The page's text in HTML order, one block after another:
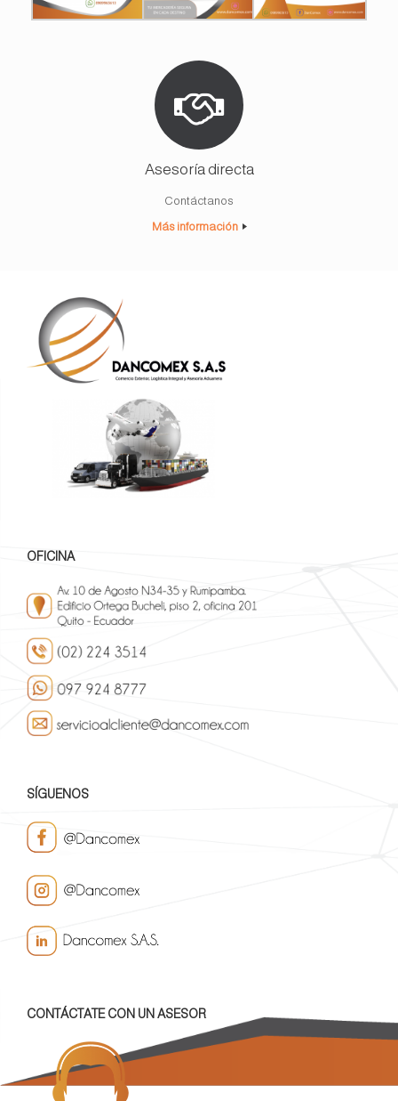
Asesoría directa
Contáctanos
Más información
OFICINA
SÍGUENOS
CONTÁCTATE CON UN ASESOR